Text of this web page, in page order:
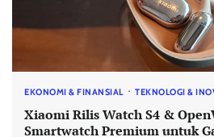
EKONOMI & FINANSIAL TEKNOLOGI &
Xiaomi Rilis Watch S4 &
Smartwatch Premium untuk